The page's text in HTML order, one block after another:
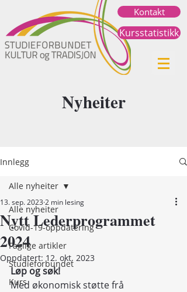
Kursstatistikk
Kontakt
Nyheiter
Innlegg
Alle nyheiter
Covid-19-oppdatering
Faglige artikler
Studieforbundet
Kurs
Alle nyheiter
Nytt Lederprogrammet
2024
13. sep. 2023 2 min lesing
Oppdatert: 12. okt. 2023
Løp og søk!
Med økonomisk støtte frå